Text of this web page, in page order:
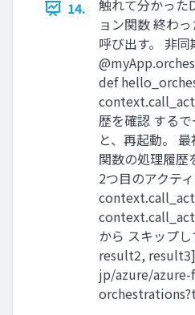
14.
触れて分かっ
ョン関数 終わ
呼び出す。 非
def
歴を確認 する
と、再起動。
関数の処理履歴
2つ目のアクテ
から スキップ
result2,
jp/azure/